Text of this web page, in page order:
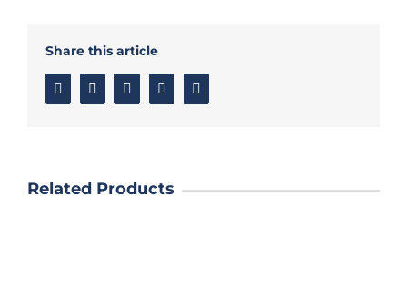
Share this article
FacebookTwitter LinkedinGoogle+
Related Products